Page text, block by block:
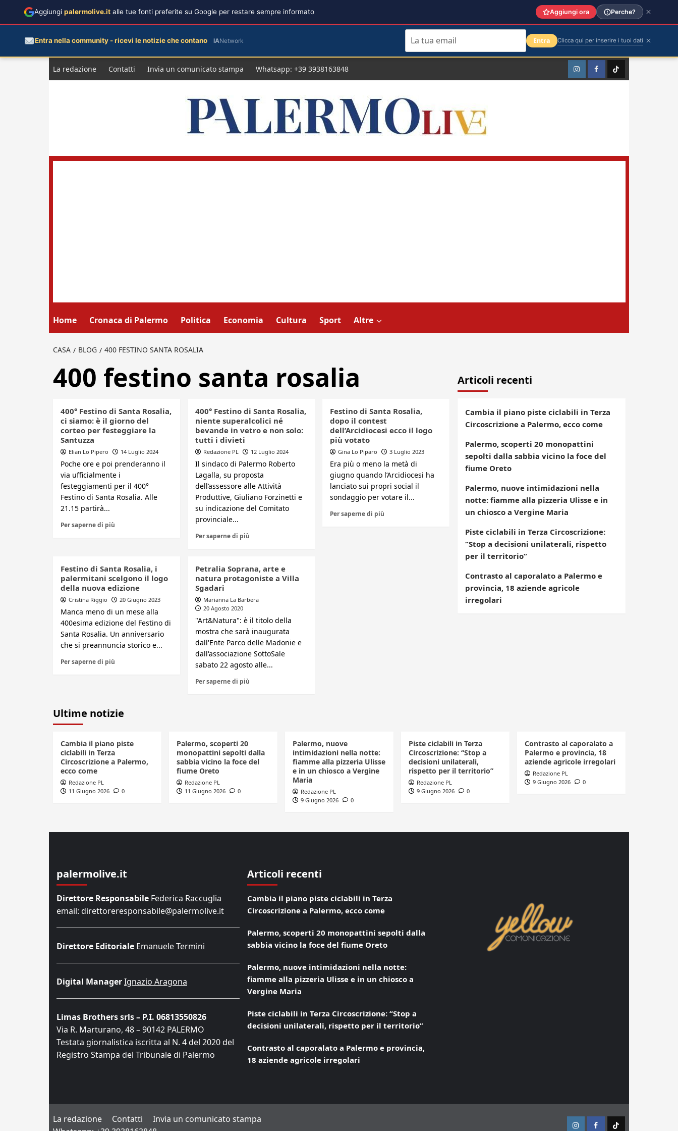
La redazione Contatti Invia un comunicato stampa Whatsapp: +39 3938163848 InstagramFacebookTikTok
Home Cronaca di Palermo Politica Economia Cultura Sport Altre
CASA BLOG 400 FESTINO SANTA ROSALIA
400 festino santa rosalia
400° Festino di Santa Rosalia,
ci siamo: è il giorno del
corteo per festeggiare la
Santuzza
Elian Lo Pipero 14 Luglio 2024
Poche ore e poi prenderanno il
via ufficialmente i
festeggiamenti per il 400°
Festino di Santa Rosalia. Alle
21.15 partirà...
Per saperne di più
400° Festino di Santa Rosalia,
niente superalcolici né
bevande in vetro e non solo:
tutti i divieti
Redazione PL 12 Luglio 2024
Il sindaco di Palermo Roberto
Lagalla, su proposta
dell’assessore alle Attività
Produttive, Giuliano Forzinetti e
su indicazione del Comitato
provinciale...
Per saperne di più
Festino di Santa Rosalia,
dopo il contest
dell’Arcidiocesi ecco il logo
più votato
Gina Lo Piparo 3 Luglio 2023
Era più o meno la metà di
giugno quando l’Arcidiocesi ha
lanciato sui propri social il
sondaggio per votare il...
Per saperne di più
Festino di Santa Rosalia, i
palermitani scelgono il logo
della nuova edizione
Cristina Riggio 20 Giugno 2023
Manca meno di un mese alla
400esima edizione del Festino di
Santa Rosalia. Un anniversario
che si preannuncia storico e...
Per saperne di più
Petralia Soprana, arte e
natura protagoniste a Villa
Sgadari
Marianna La Barbera
20 Agosto 2020
"Art&Natura": è il titolo della
mostra che sarà inaugurata
dall'Ente Parco delle Madonie e
dall'associazione SottoSale
sabato 22 agosto alle...
Per saperne di più
Articoli recenti
Cambia il piano piste ciclabili in Terza
Circoscrizione a Palermo, ecco come
Palermo, scoperti 20 monopattini
sepolti dalla sabbia vicino la foce del
fiume Oreto
Palermo, nuove intimidazioni nella
notte: fiamme alla pizzeria Ulisse e in
un chiosco a Vergine Maria
Piste ciclabili in Terza Circoscrizione:
“Stop a decisioni unilaterali, rispetto
per il territorio”
Contrasto al caporalato a Palermo e
provincia, 18 aziende agricole
irregolari
Ultime notizie
Cambia il piano piste
ciclabili in Terza
Circoscrizione a Palermo,
ecco come
Redazione PL
11 Giugno 2026
0
Palermo, scoperti 20
monopattini sepolti dalla
sabbia vicino la foce del
fiume Oreto
Redazione PL
11 Giugno 2026
0
Palermo, nuove
intimidazioni nella notte:
fiamme alla pizzeria Ulisse
e in un chiosco a Vergine
Maria
Redazione PL
9 Giugno 2026
0
Piste ciclabili in Terza
Circoscrizione: “Stop a
decisioni unilaterali,
rispetto per il territorio”
Redazione PL
9 Giugno 2026
0
Contrasto al caporalato a
Palermo e provincia, 18
aziende agricole irregolari
Redazione PL
9 Giugno 2026
0
palermolive.it
Direttore Responsabile Federica Raccuglia
email: direttoreresponsabile@palermolive.it
Direttore Editoriale Emanuele Termini
Digital ManagerIgnazio Aragona
Limas Brothers srls – P.I. 06813550826
Via R. Marturano, 48 – 90142 PALERMO
Testata giornalistica iscritta al N. 4 del 2020 del
Registro Stampa del Tribunale di Palermo
Articoli recenti
Cambia il piano piste ciclabili in Terza
Circoscrizione a Palermo, ecco come
Palermo, scoperti 20 monopattini sepolti dalla
sabbia vicino la foce del fiume Oreto
Palermo, nuove intimidazioni nella notte:
fiamme alla pizzeria Ulisse e in un chiosco a
Vergine Maria
Piste ciclabili in Terza Circoscrizione: “Stop a
decisioni unilaterali, rispetto per il territorio”
Contrasto al caporalato a Palermo e provincia,
18 aziende agricole irregolari
La redazione Contatti
Invia un comunicato stampa
Aggiungi palermolive.it alle tue fonti preferite su Google per restare sempre informato Aggiungi ora Perche?
Entra nella community - ricevi le notizie che contano IANetwork Entra Clicca qui per inserire i tuoi dati